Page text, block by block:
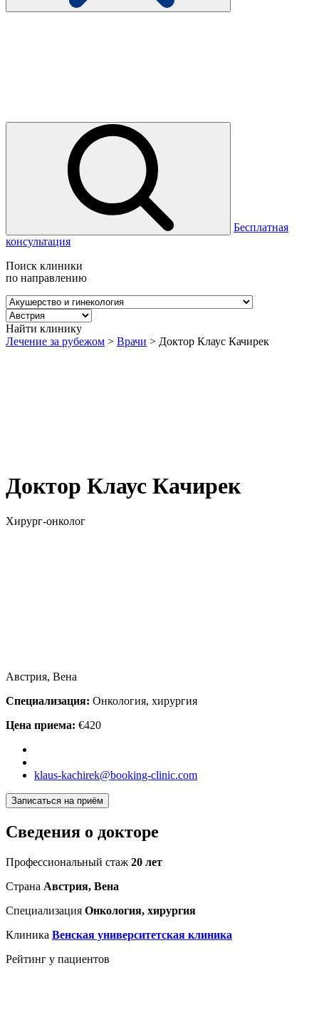
Бесплатная
консультация
Поиск клиники
по направлению
Найти клинику
Лечение за рубежом > Врачи > Доктор Клаус Качирек
Доктор Клаус Качирек
Хирург-онколог
Австрия, Вена
Специализация: Онкология, хирургия
Цена приема: €420
klaus-kachirek@booking-clinic.com
Записаться на приём
Сведения о докторе
Профессиональный стаж 20 лет
Страна Австрия, Вена
Специализация Онкология, хирургия
Клиника Венская университетская клиника
Рейтинг у пациентов